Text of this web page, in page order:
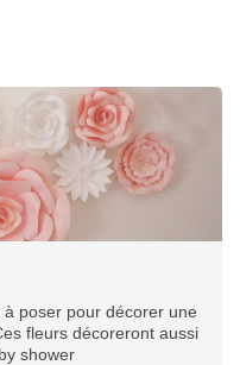
poser pour décorer une
fleurs décoreront aussi
shower